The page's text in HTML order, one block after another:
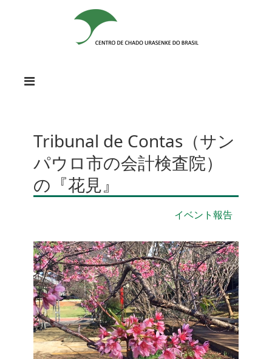
Tribunal de Contas（サン
パウロ市の会計検査院）
の『花見』
イベント報告